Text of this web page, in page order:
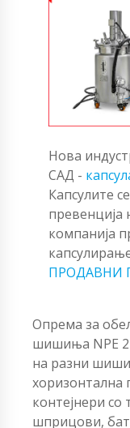
Нова
САД -
Капсулите
превенција
компанија
ПРОДАВНИ
Опрема за
шишиња NPE
на разни
хоризонтална
контејнери со
шприцови,